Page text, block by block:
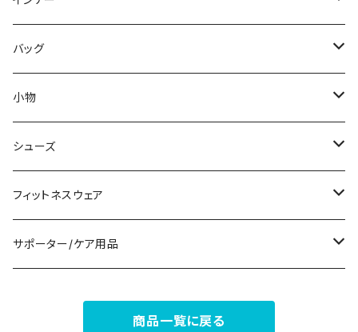
その他
その他
袖付き
ノースリーブ
パンツドレス
ナイトドレス
その他
その他
ブレスレット
ピアス
コサージュ
リング
その他
ブラ/ブラトップ/ベアトップ
ショーツ
タンクトップ/キャミソール
半袖/5分
7分/長袖
バッグ
サブバッグ
クラッチバッグ
トートバッグ
ショルダーバッグ
小物
マフラー/スカーフ/ストール
財布
アクセサリーケース
シューズ
スニーカー
ブーツ
フィットネスウェア
セット販売
サポーター/ケア用品
商品一覧に戻る